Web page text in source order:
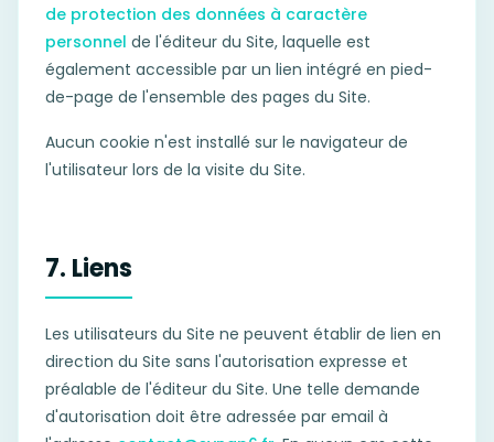
de protection des données à caractère
personnel de l'éditeur du Site, laquelle est
également accessible par un lien intégré en pied-
de-page de l'ensemble des pages du Site.
Aucun cookie n'est installé sur le navigateur de
l'utilisateur lors de la visite du Site.
7. Liens
Les utilisateurs du Site ne peuvent établir de lien en
direction du Site sans l'autorisation expresse et
préalable de l'éditeur du Site. Une telle demande
d'autorisation doit être adressée par email à